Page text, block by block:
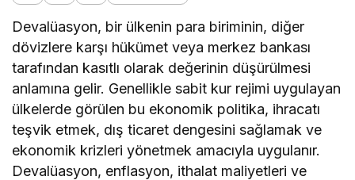
Devalüasyon, bir ülkenin para biriminin, diğer
dövizlere karşı hükümet veya merkez bankası
tarafından kasıtlı olarak değerinin düşürülmesi
anlamına gelir. Genellikle sabit kur rejimi uygulayan
ülkelerde görülen bu ekonomik politika, ihracatı
teşvik etmek, dış ticaret dengesini sağlamak ve
ekonomik krizleri yönetmek amacıyla uygulanır.
Devalüasyon, enflasyon, ithalat maliyetleri ve